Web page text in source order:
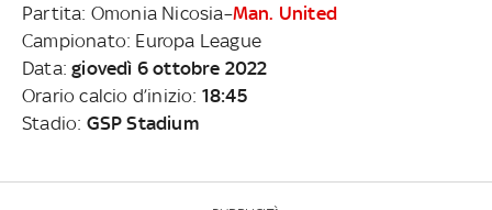
Partita: Omonia Nicosia–Man. United
Campionato: Europa League
Data:giovedì 6 ottobre 2022
Orario calcio d’inizio: 18:45
Stadio: GSP Stadium